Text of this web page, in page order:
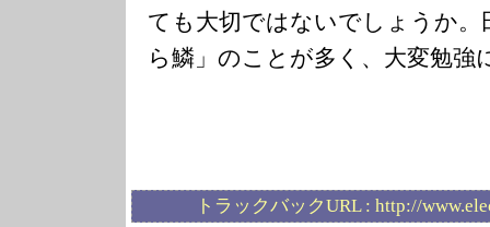
ても大切ではないでしょうか。
ら鱗」のことが多く、大変勉強
トラックバックURL : http://